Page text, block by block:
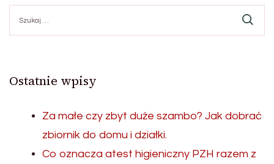
Ostatnie wpisy
Za małe czy zbyt duże szambo? Jak dobrać
zbiornik do domu i działki.
Co oznacza atest higieniczny PZH razem z